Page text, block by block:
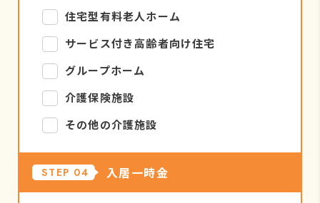
住宅型有料老人ホーム
サービス付き高齢者向け住宅
グループホーム
介護保険施設
その他の介護施設
STEP 04 入居一時金